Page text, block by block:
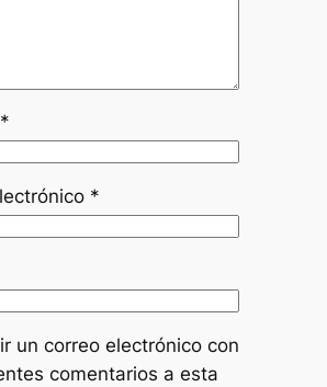
*
*
un correo electrónico con
comentarios a esta